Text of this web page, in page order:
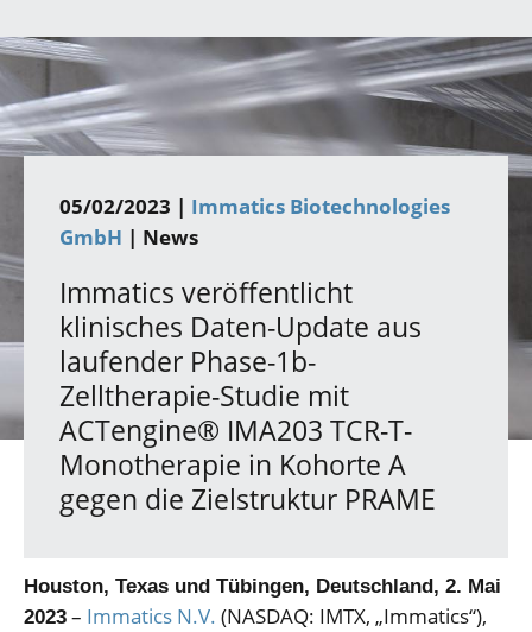
05/02/2023 | Immatics Biotechnologies
GmbH | News
Immatics veröffentlicht
klinisches Daten-Update aus
laufender Phase-1b-
Zelltherapie-Studie mit
ACTengine® IMA203 TCR-T-
Monotherapie in Kohorte A
gegen die Zielstruktur PRAME
Houston, Texas und Tübingen, Deutschland, 2. Mai
2023 – Immatics N.V. (NASDAQ: IMTX, „Immatics“),